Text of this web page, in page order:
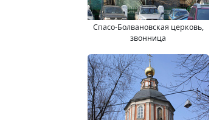
Спасо-Болвановская церковь,
звонница